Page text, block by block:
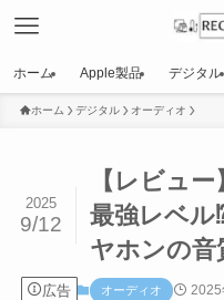
ホーム Apple製品 デジタル
ホーム デジタル オーディオ
【レビュ
最強レベル
ヤホンの音
2025
9/12
広告 オーディオ 2025